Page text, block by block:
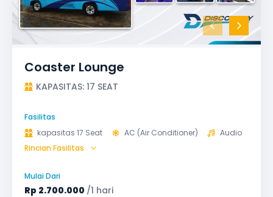
Coaster Lounge
KAPASITAS: 17 SEAT
Fasilitas
kapasitas 17 Seat
AC (Air Conditioner)
Audio
GPS
Microphone untuk karaoke
TV LED & Android System
Rincian Fasilitas
Mulai Dari
Rp 2.700.000 /1 hari